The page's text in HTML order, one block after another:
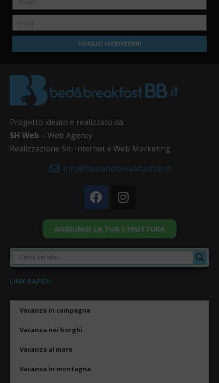
VOGLIO ISCRIVERMI!
Progetto ideato e realizzato da:
SH Web – Web Agency
Realizzazione Siti Internet e Web Marketing
info@bedandbreakfastbb.it
AGGIUNGI LA TUA STRUTTURA
LINK RAPIDI
Vacanza in campagna
Vacanza nei borghi
Vacanza al mare
Vacanza in montagna